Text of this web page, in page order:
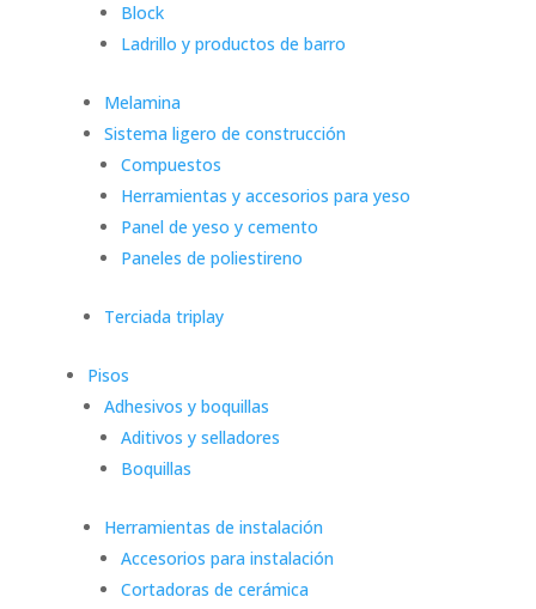
Block
Ladrillo y productos de barro
Melamina
Sistema ligero de construcción
Compuestos
Herramientas y accesorios para yeso
Panel de yeso y cemento
Paneles de poliestireno
Terciada triplay
Pisos
Adhesivos y boquillas
Aditivos y selladores
Boquillas
Herramientas de instalación
Accesorios para instalación
Cortadoras de cerámica